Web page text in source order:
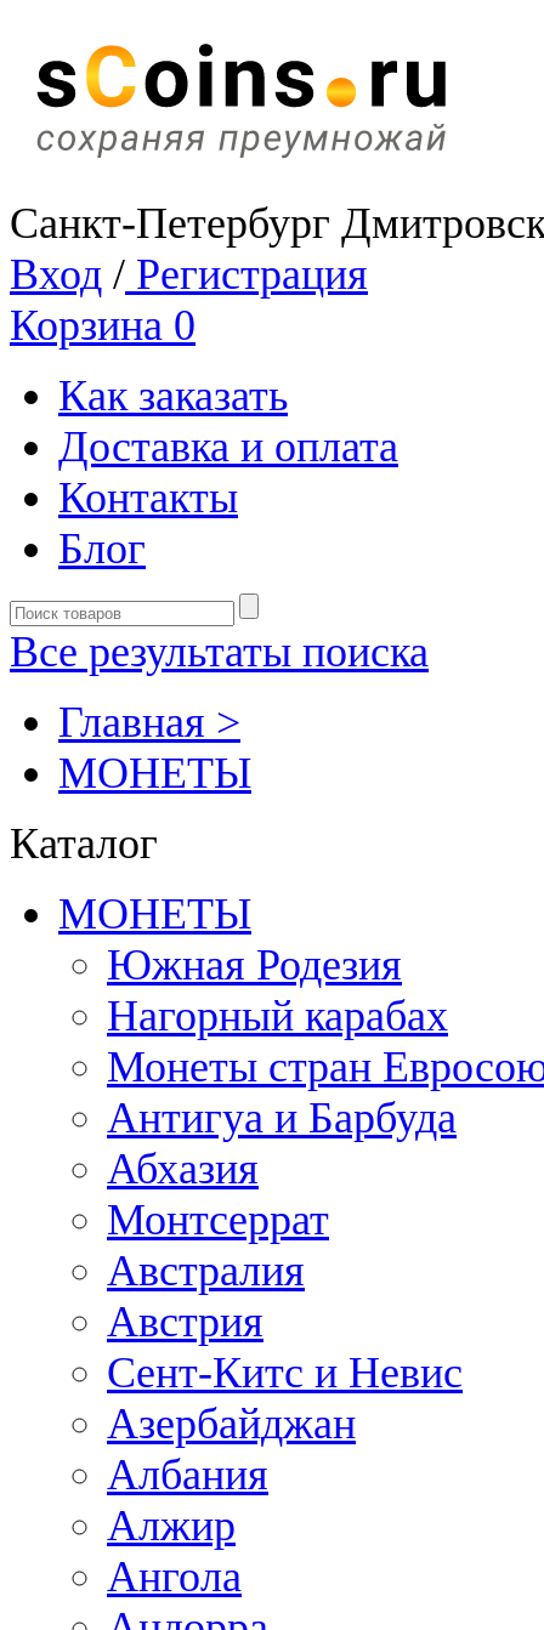
Санкт-Петербург
Вход / Регистрация
Корзина 0
Как заказать
Доставка и оплата
Контакты
Блог
Все результаты поиска
Главная >
MОНЕТЫ
Каталог
MОНЕТЫ
Южная Родезия
Нагорный карабах
Монеты стран
Антигуа и Барбуда
Абхазия
Монтсеррат
Австралия
Австрия
Сент-Китс и Невис
Азербайджан
Албания
Алжир
Ангола